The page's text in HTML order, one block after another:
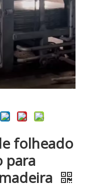
folheado
para